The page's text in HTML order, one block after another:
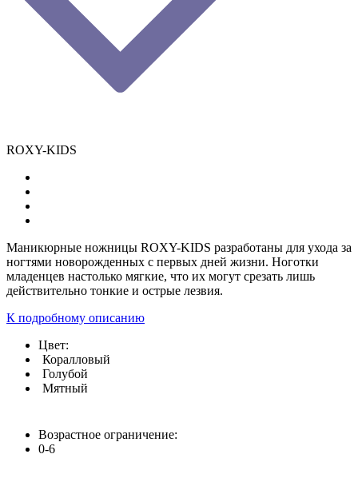
ROXY-KIDS
Маникюрные ножницы ROXY-KIDS разработаны для ухода за
ногтями новорожденных с первых дней жизни. Ноготки
младенцев настолько мягкие, что их могут срезать лишь
действительно тонкие и острые лезвия.
К подробному описанию
Цвет:
Коралловый
Голубой
Мятный
Возрастное ограничение:
0-6